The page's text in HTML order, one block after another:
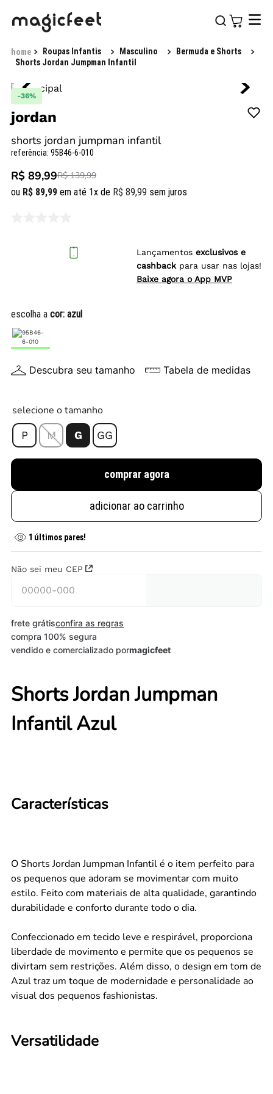
Roupas Infantis Masculino
Bermuda e Shorts
Shorts Jordan Jumpman Infantil
-36%
jordan
shorts jordan jumpman infantil
referência: 95B46-6-010
R$ 89,99R$ 139,99
ou R$ 89,99 em até 1x de R$ 89,99 sem juros
Lançamentos exclusivos e
cashback para usar nas lojas!
Baixe agora o App MVP
escolha a cor: azul
Descubra seu tamanho Tabela de medidas
selecione o tamanho
P M G GG
comprar agora
adicionar ao carrinho
1 últimos pares!
Não sei meu CEP
frete grátisconfira as regras
compra 100% segura
vendido e comercializado pormagicfeet
Shorts Jordan Jumpman
Infantil Azul
Características
O Shorts Jordan Jumpman Infantil é o item perfeito para
os pequenos que adoram se movimentar com muito
estilo. Feito com materiais de alta qualidade, garantindo
durabilidade e conforto durante todo o dia.
Confeccionado em tecido leve e respirável, proporciona
liberdade de movimento e permite que os pequenos se
divirtam sem restrições. Além disso, o design em tom de
Azul traz um toque de modernidade e personalidade ao
visual dos pequenos fashionistas.
Versatilidade